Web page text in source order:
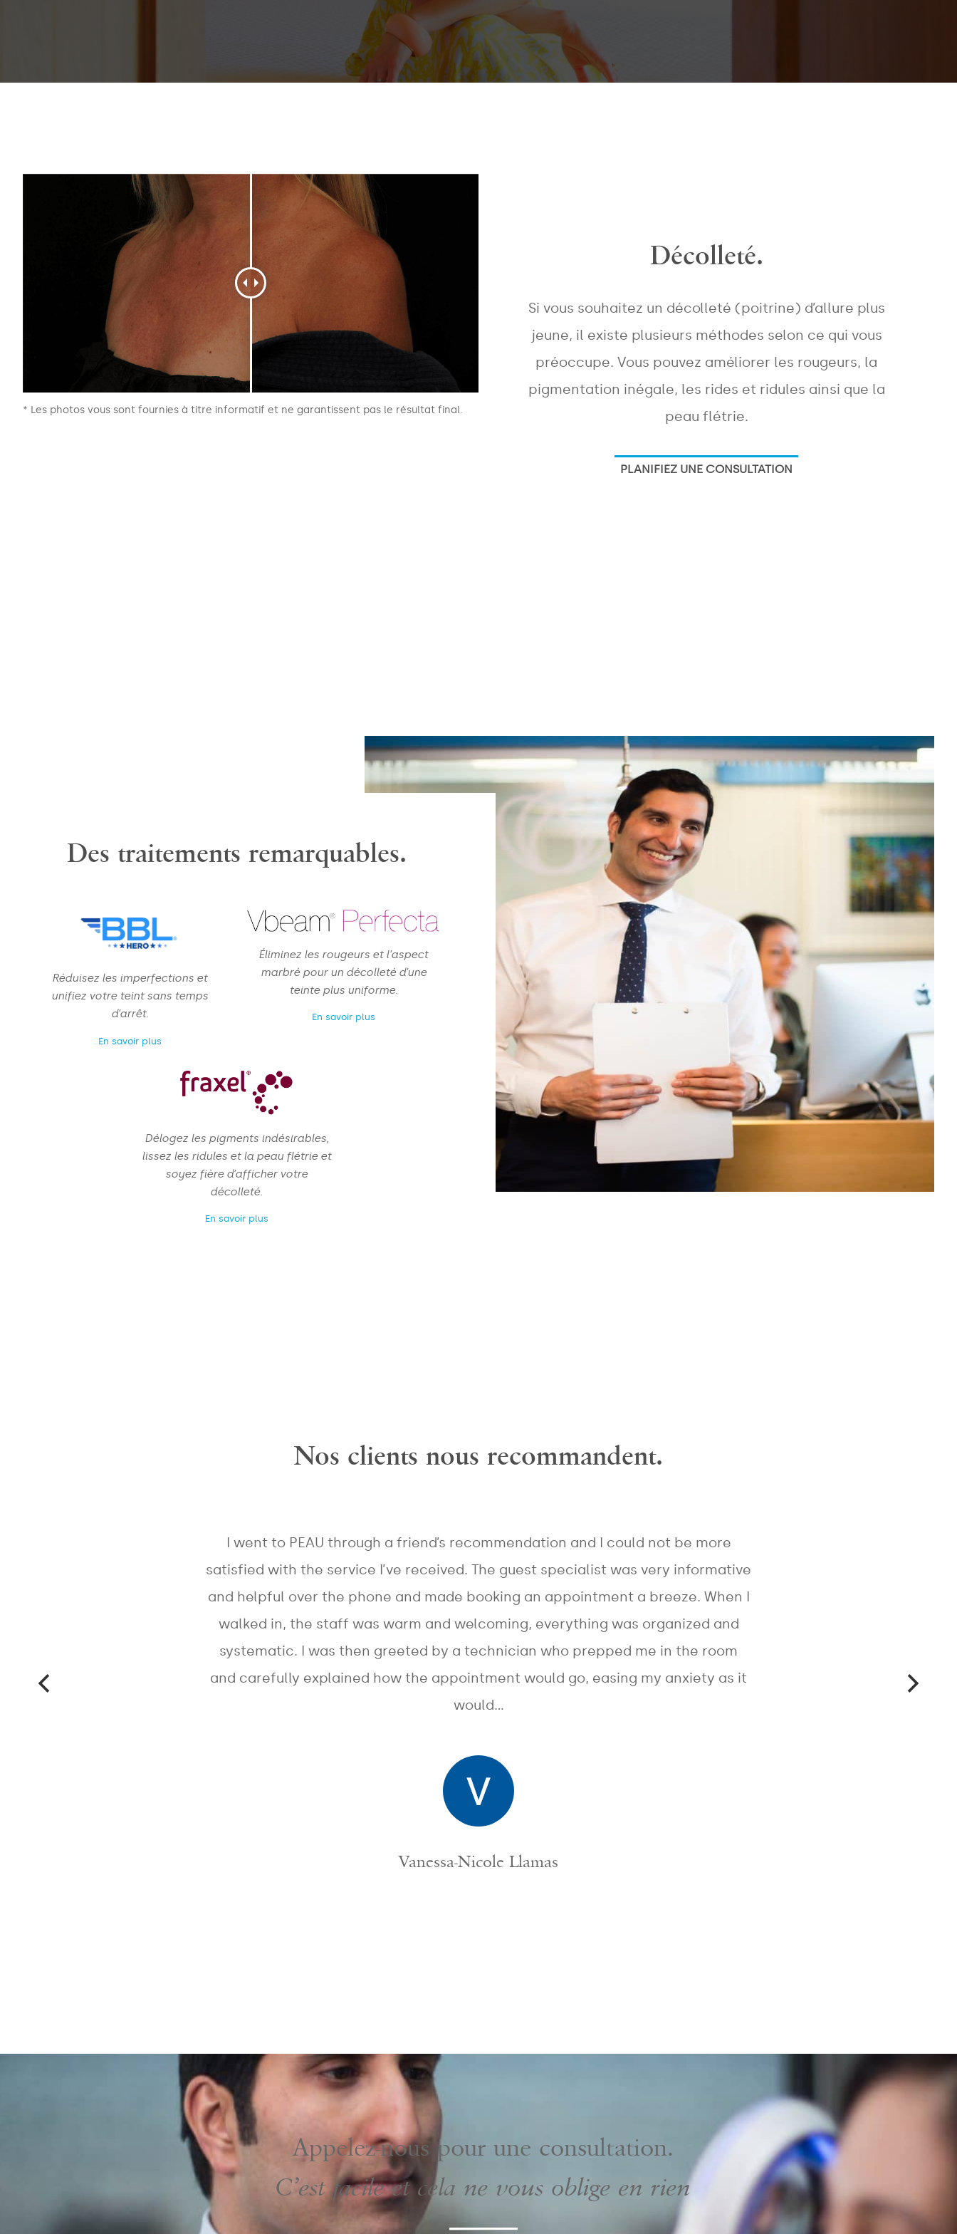
* Les photos vous sont fournies à titre informatif et ne garantissent pas le résultat final.
Décolleté.
Si vous souhaitez un décolleté (poitrine) d’allure plus
jeune, il existe plusieurs méthodes selon ce qui vous
préoccupe. Vous pouvez améliorer les rougeurs, la
pigmentation inégale, les rides et ridules ainsi que la
peau flétrie.
PLANIFIEZ UNE CONSULTATION
Des traitements remarquables.
Réduisez les imperfections et
unifiez votre teint sans temps
d’arrêt.
En savoir plus
Éliminez les rougeurs et l’aspect
marbré pour un décolleté d’une
teinte plus uniforme.
En savoir plus
Délogez les pigments indésirables,
lissez les ridules et la peau flétrie et
soyez fière d’afficher votre
décolleté.
En savoir plus
Nos clients nous recommandent.
I went to PEAU through a friend’s recommendation and I could not be more
satisfied with the service I’ve received. The guest specialist was very informative
and helpful over the phone and made booking an appointment a breeze. When I
walked in, the staff was warm and welcoming, everything was organized and
systematic. I was then greeted by a technician who prepped me in the room
and carefully explained how the appointment would go, easing my anxiety as it
would…
Vanessa-Nicole Llamas
Appelez-nous pour une consultation.
C’est facile et cela ne vous oblige en rien